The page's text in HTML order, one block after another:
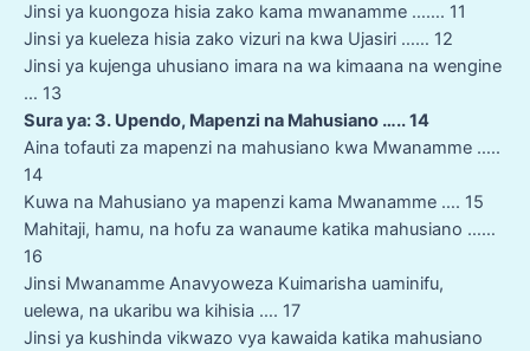
Jinsi ya kuongoza hisia zako kama mwanamme ……. 11
Jinsi ya kueleza hisia zako vizuri na kwa Ujasiri …… 12
Jinsi ya kujenga uhusiano imara na wa kimaana na wengine
… 13
Sura ya: 3. Upendo, Mapenzi na Mahusiano ….. 14
Aina tofauti za mapenzi na mahusiano kwa Mwanamme …..
14
Kuwa na Mahusiano ya mapenzi kama Mwanamme …. 15
Mahitaji, hamu, na hofu za wanaume katika mahusiano ……
16
Jinsi Mwanamme Anavyoweza Kuimarisha uaminifu,
uelewa, na ukaribu wa kihisia …. 17
Jinsi ya kushinda vikwazo vya kawaida katika mahusiano